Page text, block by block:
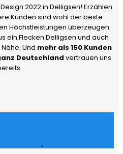
2022 in Delligsen! Erzählen
Kunden sind wohl der beste
Höchstleistungen überzeugen.
ein Flecken Delligsen und auch
Und mehr als 150 Kunden
Deutschland vertrauen uns
,